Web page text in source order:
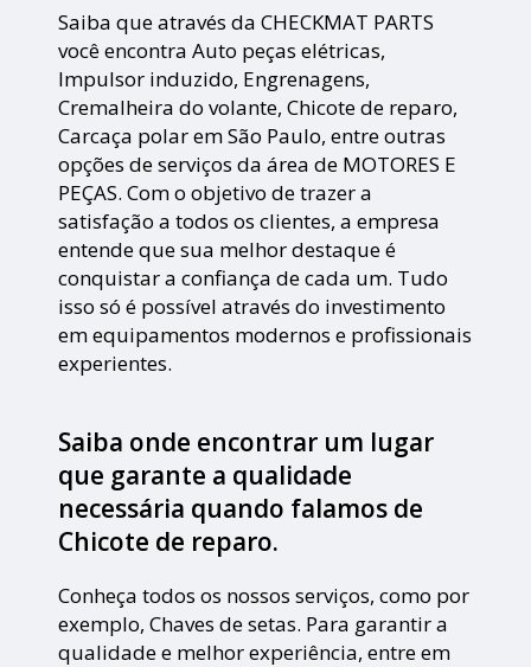
Saiba que através da CHECKMAT PARTS
você encontra Auto peças elétricas,
Impulsor induzido, Engrenagens,
Cremalheira do volante, Chicote de reparo,
Carcaça polar em São Paulo, entre outras
opções de serviços da área de MOTORES E
PEÇAS. Com o objetivo de trazer a
satisfação a todos os clientes, a empresa
entende que sua melhor destaque é
conquistar a confiança de cada um. Tudo
isso só é possível através do investimento
em equipamentos modernos e profissionais
experientes.
Saiba onde encontrar um lugar
que garante a qualidade
necessária quando falamos de
Chicote de reparo.
Conheça todos os nossos serviços, como por
exemplo, Chaves de setas. Para garantir a
qualidade e melhor experiência, entre em